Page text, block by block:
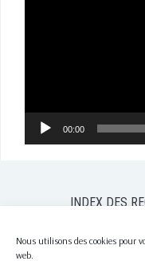
Nous utilisons des cookies pour
web.
00:00
INDEX DES